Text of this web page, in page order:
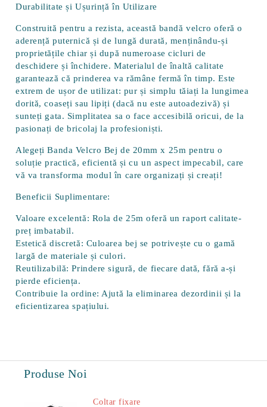
Durabilitate și Ușurință în Utilizare
Construită pentru a rezista, această bandă velcro oferă o
aderență puternică și de lungă durată, menținându-și
proprietățile chiar și după numeroase cicluri de
deschidere și închidere. Materialul de înaltă calitate
garantează că prinderea va rămâne fermă în timp. Este
extrem de ușor de utilizat: pur și simplu tăiați la lungimea
dorită, coaseți sau lipiți (dacă nu este autoadezivă) și
sunteți gata. Simplitatea sa o face accesibilă oricui, de la
pasionați de bricolaj la profesioniști.
AlegețiBanda Velcro Bej de 20mm x 25m pentru o
soluție practică, eficientă și cu un aspect impecabil, care
vă va transforma modul în care organizați și creați!
Beneficii Suplimentare:
Valoare excelentă: Rola de 25m oferă un raport calitate-
preț imbatabil.
Estetică discretă: Culoarea bej se potrivește cu o gamă
largă de materiale și culori.
Reutilizabilă: Prindere sigură, de fiecare dată, fără a-și
pierde eficiența.
Contribuie la ordine: Ajută la eliminarea dezordinii și la
eficientizarea spațiului.
Produse Noi
Coltar fixare